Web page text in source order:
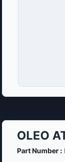
OLEO
Part Number :